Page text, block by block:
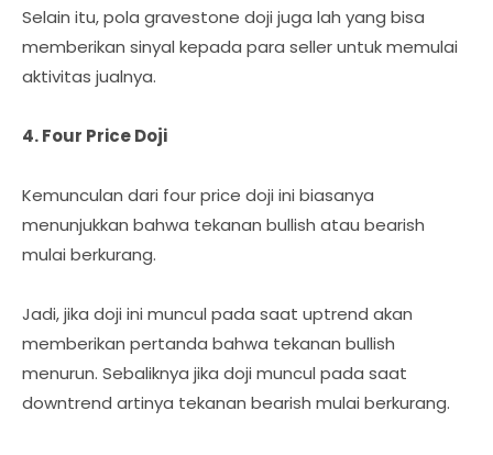
Selain itu, pola gravestone doji juga lah yang bisa
memberikan sinyal kepada para seller untuk memulai
aktivitas jualnya.
4. Four Price Doji
Kemunculan dari four price doji ini biasanya
menunjukkan bahwa tekanan bullish atau bearish
mulai berkurang.
Jadi, jika doji ini muncul pada saat uptrend akan
memberikan pertanda bahwa tekanan bullish
menurun. Sebaliknya jika doji muncul pada saat
downtrend artinya tekanan bearish mulai berkurang.